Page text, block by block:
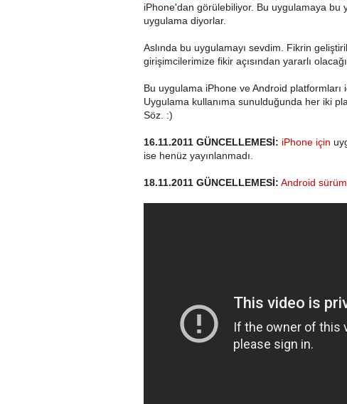
iPhone'dan görülebiliyor. Bu uygulamaya bu
uygulama diyorlar.
Aslında bu uygulamayı sevdim. Fikrin
girişimcilerimize fikir açısından yararlı
Bu uygulama iPhone ve Android
Uygulama kullanıma sunulduğunda her iki
Söz. :)
16.11.2011 GÜNCELLEMESİ: iPhone için
ise henüz yayınlanmadı.
18.11.2011 GÜNCELLEMESİ: Android